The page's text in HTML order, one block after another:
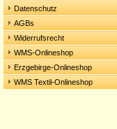
Datenschutz
AGBs
Widerrufsrecht
WMS-Onlineshop
Erzgebirge-Onlineshop
WMS Textil-Onlineshop